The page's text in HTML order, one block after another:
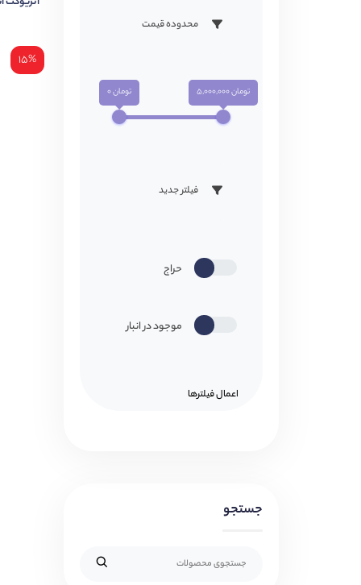
محدوده قیمت
تومان 0 تومان 5,000,000
فیلتر جدید
حراج
موجود در انبار
اعمال فیلتر‌ها
جستجو
۱۵%